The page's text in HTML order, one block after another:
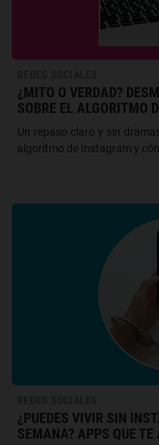
¿MITO O VERDAD?
SOBRE EL ALGORITMO
Un repaso claro y sin
algoritmo de Instagram y
¿PUEDES VIVIR SIN
SEMANA? APPS QUE TE